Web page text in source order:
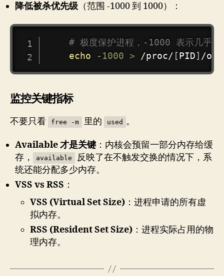
降低被杀优先级（范围 -1000 到 1000）：
# 极度保护进程，-1000 表示几乎不
echo
-1000 > /proc/ [PID]
监控关键指标
不要只看 free -m 里的 used 。
Available 才是关键：内核会预留一部分内存给缓
存，
available
反映了在不触发交换的情况下，系
统还能分配多少内存。
VSS vs RSS ：
VSS (Virtual Set Size) ：进程申请的所有虚
拟内存。
RSS (Resident Set Size) ：进程实际占用的物
理内存。